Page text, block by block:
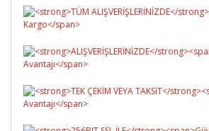
Yorum Yaz